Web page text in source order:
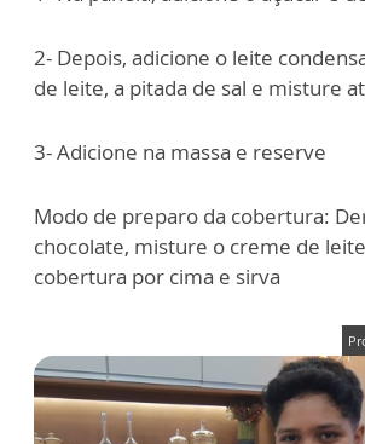
2- Depois, adicione o leite
de leite, a pitada de sal e misture
3- Adicione na massa e reserve
Modo de preparo da cobertura:
chocolate, misture o creme de
cobertura por cima e sirva